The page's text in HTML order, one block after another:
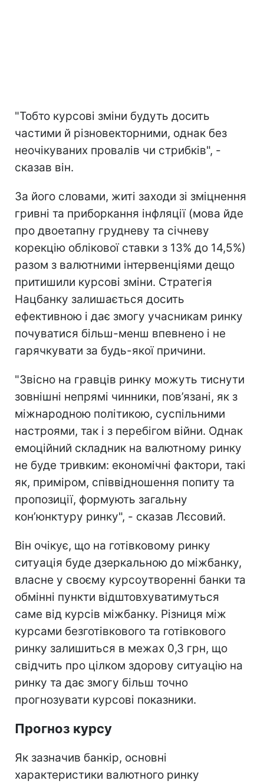
"Тобто курсові зміни будуть досить
частими й різновекторними, однак без
неочікуваних провалів чи стрибків", -
сказав він.
За його словами, житі заходи зі зміцнення
гривні та приборкання інфляції (мова йде
про двоетапну грудневу та січневу
корекцію облікової ставки з 13% до 14,5%)
разом з валютними інтервенціями дещо
притишили курсові зміни. Стратегія
Нацбанку залишається досить
ефективною і дає змогу учасникам ринку
почуватися більш-менш впевнено і не
гарячкувати за будь-якої причини.
"Звісно на гравців ринку можуть тиснути
зовнішні непрямі чинники, пов’язані, як з
міжнародною політикою, суспільними
настроями, так і з перебігом війни. Однак
емоційний складник на валютному ринку
не буде тривким: економічні фактори, такі
як, приміром, співвідношення попиту та
пропозиції, формують загальну
кон’юнктуру ринку", - сказав Лєсовий.
Він очікує, що на готівковому ринку
ситуація буде дзеркальною до міжбанку,
власне у своєму курсоутворенні банки та
обмінні пункти відштовхуватимуться
саме від курсів міжбанку. Різниця між
курсами безготівкового та готівкового
ринку залишиться в межах 0,3 грн, що
свідчить про цілком здорову ситуацію на
ринку та дає змогу більш точно
прогнозувати курсові показники.
Прогноз курсу
Як зазначив банкір, основні
характеристики валютного ринку